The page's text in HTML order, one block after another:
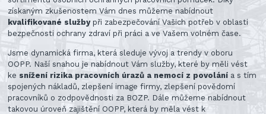
získaným zkušenostem Vám dnes můžeme nabídnout
kvalifikované službypři zabezpečování Vašich potřeb v oblasti
bezpečnosti ochrany zdraví při práci a ve Vašem volném čase.
Jsme dynamická firma, která sleduje vývoj a trendy v oboru
OOPP. Naší snahou je nabídnout Vám služby, které by měli vést
ke snížení rizika pracovních úrazů a nemocí z povolání a s tím
spojených nákladů, zlepšení image firmy, zlepšení povědomí
pracovníků o zodpovědnosti za BOZP. Dále můžeme nabídnout
takovou úroveň zajištění OOPP, která by měla vést k